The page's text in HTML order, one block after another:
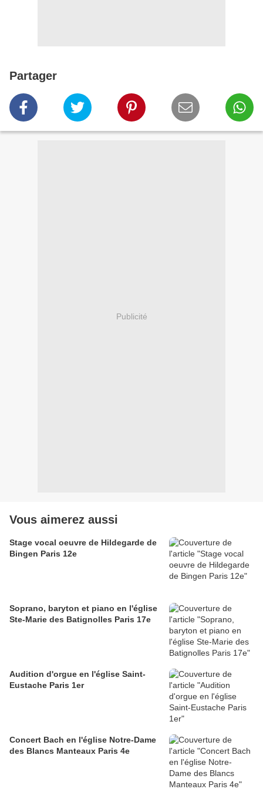
Partager
Publicité
Vous aimerez aussi
Stage vocal oeuvre de Hildegarde de
Bingen Paris 12e
Soprano, baryton et piano en l'église
Ste-Marie des Batignolles Paris 17e
Audition d'orgue en l'église Saint-
Eustache Paris 1er
Concert Bach en l'église Notre-Dame
des Blancs Manteaux Paris 4e